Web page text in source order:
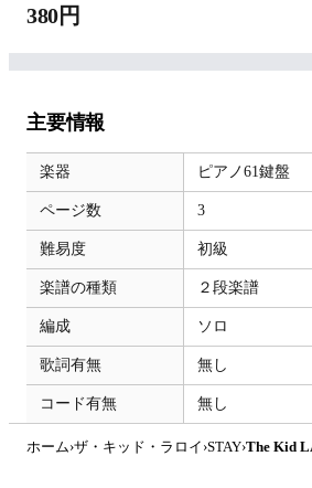
380円
主要情報
楽器 ピアノ61鍵盤
ページ数 3
難易度 初級
楽譜の種類 ２段楽譜
編成 ソロ
歌詞有無 無し
コード有無 無し
ホーム›ザ・キッド・ラロイ ›STAY›